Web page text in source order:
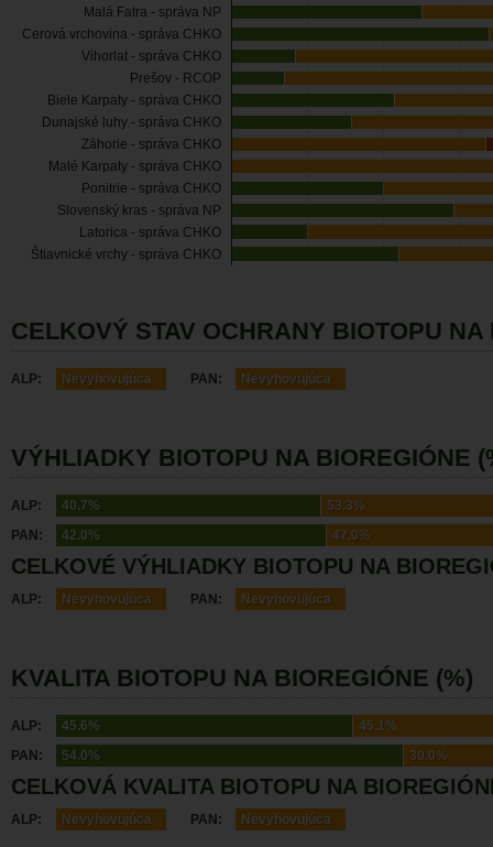
Malá Fatra - správa NP
Cerová vrchovina - správa CHKO
Vihorlat - správa CHKO
Prešov - RCOP
Biele Karpaty - správa CHKO
Dunajské luhy - správa CHKO
Záhorie - správa CHKO
Malé Karpaty - správa CHKO
Ponitrie - správa CHKO
Slovenský kras - správa NP
Latorica - správa CHKO
Štiavnické vrchy - správa CHKO
CELKOVÝ STAV OCHRANY BIOTOPU NA
ALP: Nevyhovujúca PAN: Nevyhovujúca
VÝHLIADKY BIOTOPU NA BIOREGIÓNE
ALP: 40.7%
53.3%
PAN:
42.0% 47.0%
CELKOVÉ VÝHLIADKY BIOTOPU NA
ALP: Nevyhovujúca PAN: Nevyhovujúca
KVALITA BIOTOPU NA BIOREGIÓNE (%)
ALP: 45.6%
45.1%
PAN:
54.0% 30.0%
CELKOVÁ KVALITA BIOTOPU NA
ALP: Nevyhovujúca PAN: Nevyhovujúca